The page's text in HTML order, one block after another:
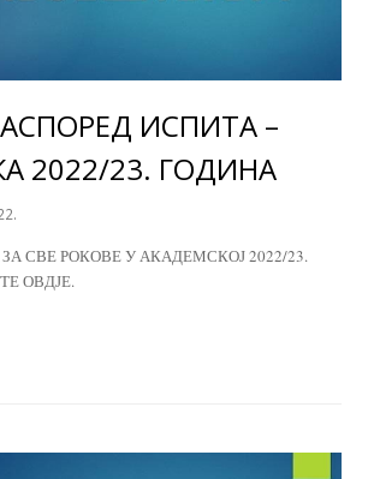
ИСПИТА –
2022/23. ГОДИНА
СВЕ РОКОВЕ У АКАДЕМСКОЈ 2022/23.
ОВДЈЕ.